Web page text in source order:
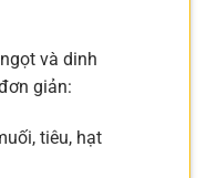
và dinh
giản:
tiêu, hạt